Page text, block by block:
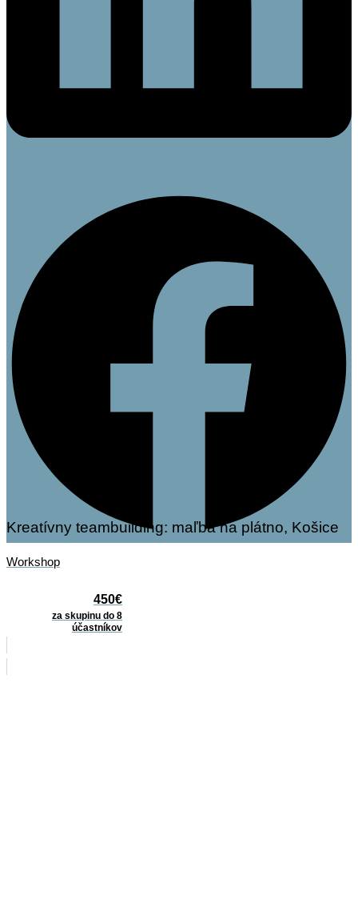
Kreatívny teambuilding: maľba na plátno, Košice
Workshop
450€
za skupinu do 8
účastníkov